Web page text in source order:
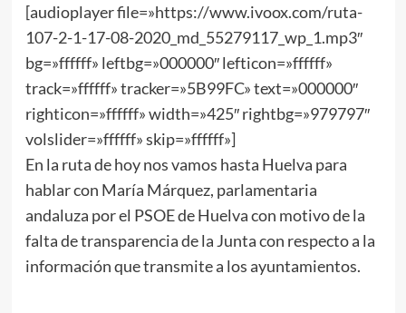
[audioplayer file=»https://www.ivoox.com/ruta-
107-2-1-17-08-2020_md_55279117_wp_1.mp3″
bg=»ffffff» leftbg=»000000″ lefticon=»ffffff»
track=»ffffff» tracker=»5B99FC» text=»000000″
righticon=»ffffff» width=»425″ rightbg=»979797″
volslider=»ffffff» skip=»ffffff»]
En la ruta de hoy nos vamos hasta Huelva para
hablar con María Márquez, parlamentaria
andaluza por el PSOE de Huelva con motivo de la
falta de transparencia de la Junta con respecto a la
información que transmite a los ayuntamientos.